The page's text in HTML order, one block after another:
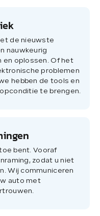
de nieuwste
nauwkeurig
en oplossen. Of het
problemen
hebben de tools en
te brengen.
bent. Vooraf
zodat u niet
Wij communiceren
auto met